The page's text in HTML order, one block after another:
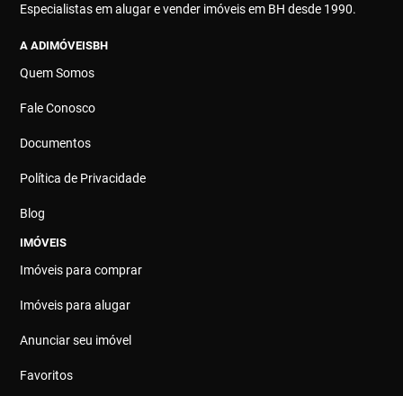
Especialistas em alugar e vender imóveis em BH desde 1990.
A ADIMÓVEISBH
Quem Somos
Fale Conosco
Documentos
Política de Privacidade
Blog
IMÓVEIS
Imóveis para comprar
Imóveis para alugar
Anunciar seu imóvel
Favoritos